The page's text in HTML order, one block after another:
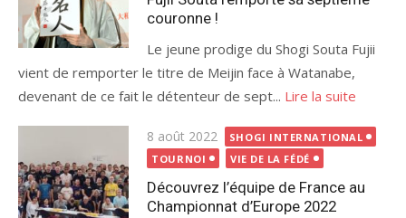
couronne !
Le jeune prodige du Shogi Souta Fujii
vient de remporter le titre de Meijin face à Watanabe,
devenant de ce fait le détenteur de sept... Lire la suite
Publié
le
8 août 2022
SHOGI INTERNATIONAL
TOURNOI
VIE DE LA FÉDÉ
Découvrez l’équipe de France au
Championnat d’Europe 2022